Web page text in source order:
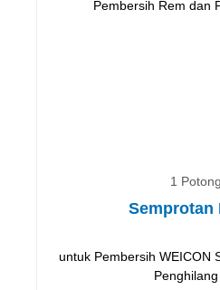
1
Semprotan
untuk Pembersih WEICON